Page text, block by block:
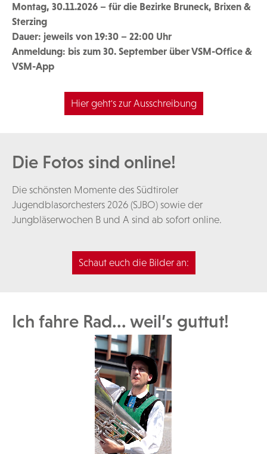
Montag, 30.11.2026 – für die Bezirke Bruneck, Brixen &
Sterzing
Dauer: jeweils von 19:30 – 22:00 Uhr
Anmeldung: bis zum 30. September über VSM-Office &
VSM-App
Hier geht's zur Ausschreibung
Die Fotos sind online!
Die schönsten Momente des Südtiroler
Jugendblasorchesters 2026 (SJBO) sowie der
Jungbläserwochen B und A sind ab sofort online.
Schaut euch die Bilder an:
Ich fahre Rad... weil’s guttut!